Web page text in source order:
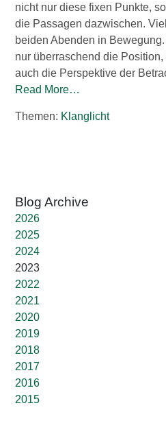
nicht nur diese fixen Punkte,
die Passagen dazwischen.
beiden Abenden in
nur überraschend die
auch die Perspektive der
Read More…
Themen: Klanglicht
2026
2025
2024
2023
2022
2021
2020
2019
2018
2017
2016
2015